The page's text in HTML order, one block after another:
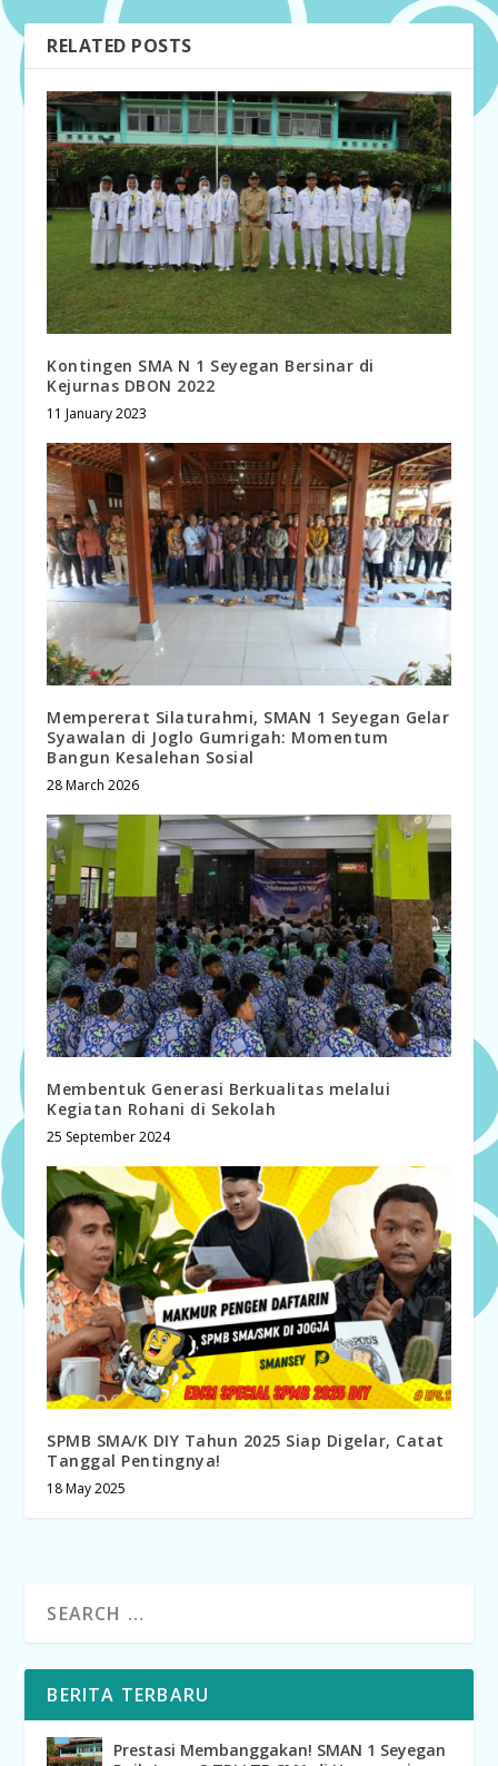
RELATED POSTS
Kontingen SMA N 1 Seyegan Bersinar di
Kejurnas DBON 2022
11 January 2023
Mempererat Silaturahmi, SMAN 1 Seyegan Gelar
Syawalan di Joglo Gumrigah: Momentum
Bangun Kesalehan Sosial
28 March 2026
Membentuk Generasi Berkualitas melalui
Kegiatan Rohani di Sekolah
25 September 2024
SPMB SMA/K DIY Tahun 2025 Siap Digelar, Catat
Tanggal Pentingnya!
18 May 2025
BERITA TERBARU
Prestasi Membanggakan! SMAN 1 Seyegan